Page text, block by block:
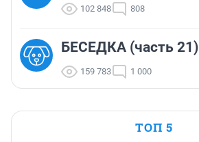
102 848 808
БЕСЕДКА (часть 21)
159 783 1 000
ТОП 5